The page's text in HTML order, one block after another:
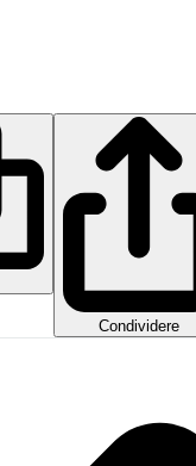
Condividere